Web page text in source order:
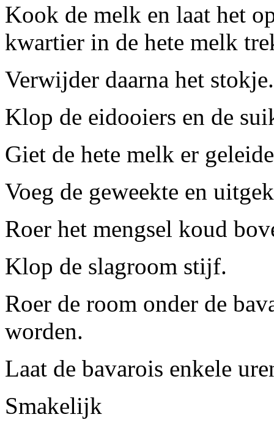
Kook de melk en laat het
kwartier in de hete melk
Verwijder daarna het stokje.
Klop de eidooiers en de
Giet de hete melk er
Voeg de geweekte en
Roer het mengsel koud
Klop de slagroom stijf.
Roer de room onder de
worden.
Laat de bavarois enkele
Smakelijk